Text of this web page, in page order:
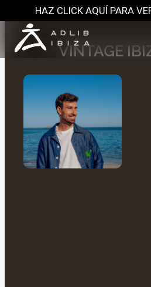
HAZ CLICK AQUÍ PARA
VINTAGE